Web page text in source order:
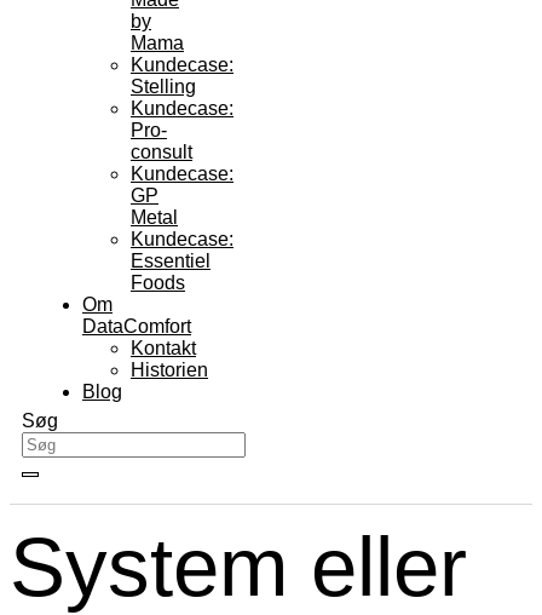
by
Mama
Kundecase:
Stelling
Kundecase:
Pro-
consult
Kundecase:
GP
Metal
Kundecase:
Essentiel
Foods
Om
DataComfort
Kontakt
Historien
Blog
Søg
System eller